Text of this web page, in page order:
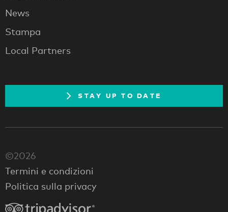
News
Stampa
Local Partners
STAY UP TO DATE
©2026
Termini e condizioni
Politica sulla privacy